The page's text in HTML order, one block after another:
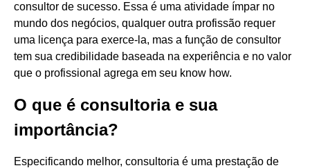
consultor de sucesso. Essa é uma atividade ímpar no
mundo dos negócios, qualquer outra profissão requer
uma licença para exerce-la, mas a função de consultor
tem sua credibilidade baseada na experiência e no valor
que o profissional agrega em seu know how.
O que é consultoria e sua
importância?
Especificando melhor, consultoria é uma prestação de